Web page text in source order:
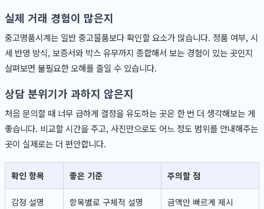
실제 거래 경험이 많은지
중고명품시계는 일반 중고물품보다 확인할 요소가 많습니다. 정품 여부, 시
세 반영 방식, 보증서와 박스 유무까지 종합해서 보는 경험이 있는 곳인지
살펴보면 불필요한 오해를 줄일 수 있습니다.
상담 분위기가 과하지 않은지
처음 문의할 때 너무 급하게 결정을 유도하는 곳은 한 번 더 생각해보는 게
좋습니다. 비교할 시간을 주고, 사진만으로도 어느 정도 범위를 안내해주는
곳이 실제로는 더 편안합니다.
확인 항목 좋은 기준 주의할 점
감정 설명 항목별로 구체적 설명 금액만 빠르게 제시